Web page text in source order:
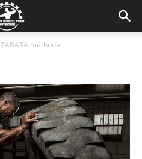
TABATA méthode